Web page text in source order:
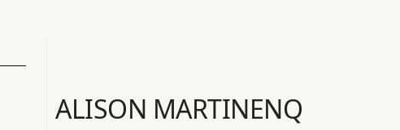
ALISON MARTINENQ